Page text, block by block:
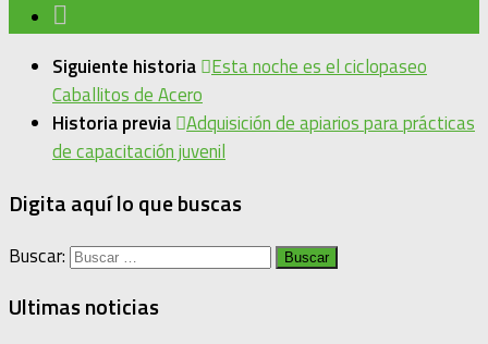
Siguiente historia Esta noche es el ciclopaseo
Caballitos de Acero
Historia previa Adquisición de apiarios para prácticas
de capacitación juvenil
Digita aquí lo que buscas
Buscar:
Ultimas noticias